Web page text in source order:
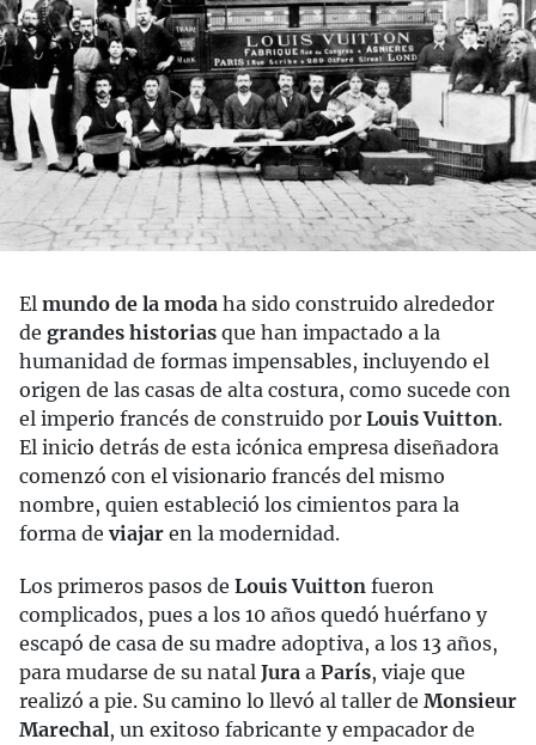
El mundo de la moda ha sido construido alrededor
de grandes historias que han impactado a la
humanidad de formas impensables, incluyendo el
origen de las casas de alta costura, como sucede con
el imperio francés de construido por Louis Vuitton.
El inicio detrás de esta icónica empresa diseñadora
comenzó con el visionario francés del mismo
nombre, quien estableció los cimientos para la
forma de viajar en la modernidad.
Los primeros pasos de Louis Vuitton fueron
complicados, pues a los 10 años quedó huérfano y
escapó de casa de su madre adoptiva, a los 13 años,
para mudarse de su natal Jura a París, viaje que
realizó a pie. Su camino lo llevó al taller de Monsieur
Marechal, un exitoso fabricante y empacador de